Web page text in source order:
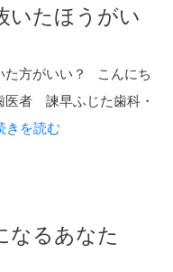
いたほうがい
た方がいい？ こんにち
医者 諫早ふじた歯科・
きを読む
なるあなた